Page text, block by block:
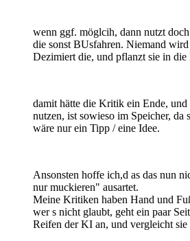
wenn ggf. möglcih, dann nutzt
die sonst BUsfahren. Niemand
Dezimiert die, und pflanzt sie in
damit hätte die Kritik ein Ende, und
nutzen, ist sowieso im Speicher, da
wäre nur ein Tipp / eine Idee.
Ansonsten hoffe ich,d as das nun
nur muckieren" ausartet.
Meine Kritiken haben Hand und
wer s nicht glaubt, geht ein paar
Reifen der KI an, und vergleicht